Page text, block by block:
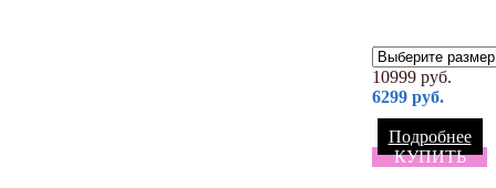
10999 руб.
6299 руб.
Подробнее
КУПИТЬ